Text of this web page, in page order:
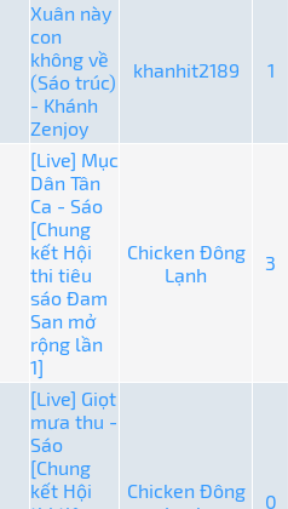
Xuân này
con
không về
(Sáo trúc)
- Khánh
Zenjoy
khanhit2189 1
[Live] Mục
Dân Tân
Ca - Sáo
[Chung
kết Hội
thi tiêu
sáo Đam
San mở
rộng lần
1]
Chicken Đông
Lạnh
3
[Live] Giọt
mưa thu -
Sáo
[Chung
kết Hội
Chicken Đông
0